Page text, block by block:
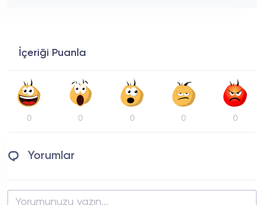
İçeriği Puanla
0 0 0 0 0
Yorumlar